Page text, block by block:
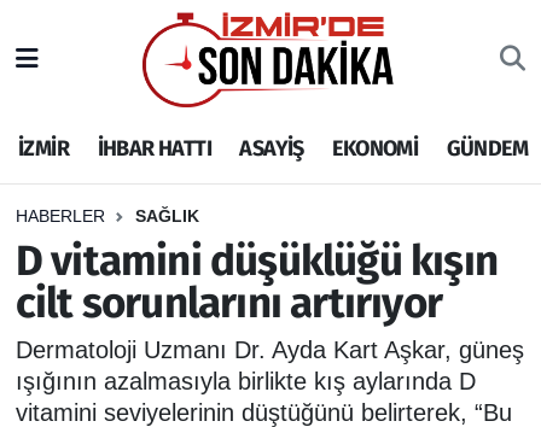
İZMİR İHBAR HATTI ASAYİŞ EKONOMİ GÜNDEM
HABERLER SAĞLIK
D vitamini düşüklüğü kışın
cilt sorunlarını artırıyor
Dermatoloji Uzmanı Dr. Ayda Kart Aşkar, güneş
ışığının azalmasıyla birlikte kış aylarında D
vitamini seviyelerinin düştüğünü belirterek, “Bu
İHBAR HATTI
DEPREM
GENEL
EKONOMİ
SİYASET
İzmir Nöbetçi Eczaneler
İzmir Hava Durumu
İzmir Namaz Vakitleri
İzmir Trafik Yoğunluk Haritası
Puan Durumu ve Fikstür
Tüm Manşetler